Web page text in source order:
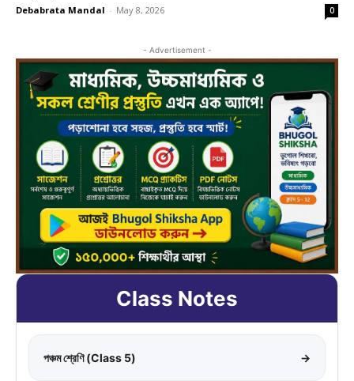
Debabrata Mandal - May 8, 2026 0
- Advertisement -
Class Notes
পঞ্চম শ্রেণি (Class 5) →